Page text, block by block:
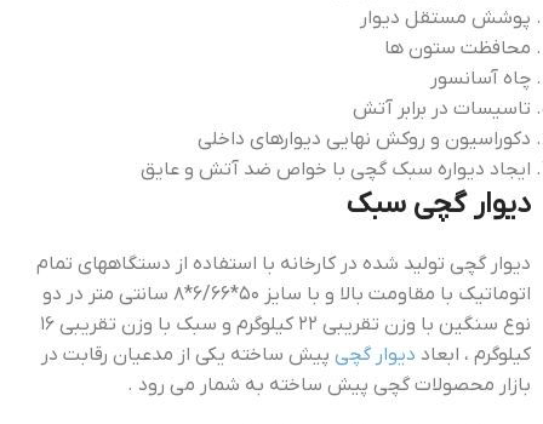
پوشش مستقل ديوار
محافظت ستون ها
چاه آسانسور
تاسيسات در برابر آتش
دکوراسیون و روکش نهایی دیوارهای داخلی
ایجاد دیواره سبک گچی با خواص ضد آتش و عایق
ديوار گچي سبک
دیوار گچی تولید شده در کارخانه با استفاده از دستگاههای تمام
اتوماتیک با مقاومت بالا و با سایز ۵۰*۶/۶۶*۸ سانتی متر در دو
نوع سنگین با وزن تقریبی ۲۲ کیلوگرم و سبک با وزن تقریبی ۱۶
کیلوگرم ، ابعاد دیوار گچی پیش ساخته یکی از مدعیان رقابت در
بازار محصولات گچی پیش ساخته به شمار می رود .